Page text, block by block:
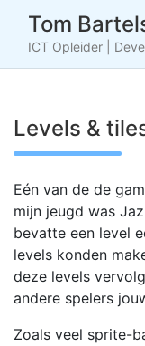
content
Tom
ICT Opleider |
Levels &
Eén van de de
mijn jeugd was
bevatte een level
levels konden
deze levels
andere spelers
Zoals veel sprite-